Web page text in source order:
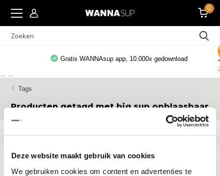
Deze website maakt gebruik van cookies
We gebruiken cookies om content en advertenties te
0
Gratis WANNAsup app, 10.000x gedownload
Tags
Producten getagd met big sup opblaasbaar
Geen producten gevonden!...
... ...